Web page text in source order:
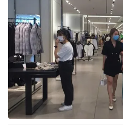
THỜI BÁO VTV
Theo dõi báo trên
Cơ quan chủ quản:Đài Truyền
Cơ quan báo chí:
Thời báo VTV
Giấy phép hoạt động báo in và
cấp ngày 29/12/2023
Tổng Biên tập:Vũ Thanh Thủy